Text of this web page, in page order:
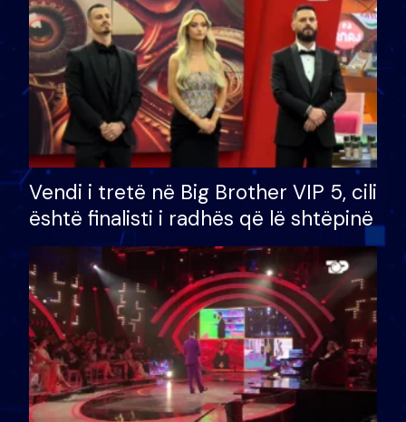
Vendi i tretë në Big Brother VIP 5, cili
është finalisti i radhës që lë shtëpinë